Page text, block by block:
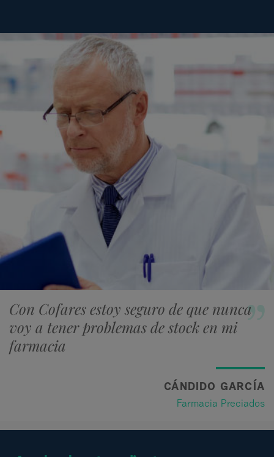
Con Cofares estoy seguro de que nunca
voy a tener problemas de stock en mi
farmacia
CÁNDIDO GARCÍA
Farmacia Preciados